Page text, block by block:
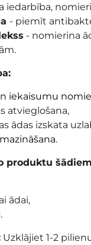
iedarbība,
- piemīt
- nomierina
iekaisumu
atvieglošana,
ādas izskata
.
produktu
ādai,
Uzklājiet 1-2